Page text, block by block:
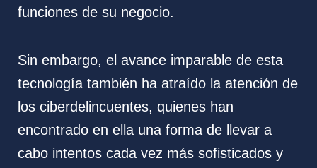
funciones de su negocio.
Sin embargo, el avance imparable de esta
tecnología también ha atraído la atención de
los ciberdelincuentes, quienes han
encontrado en ella una forma de llevar a
cabo intentos cada vez más sofisticados y